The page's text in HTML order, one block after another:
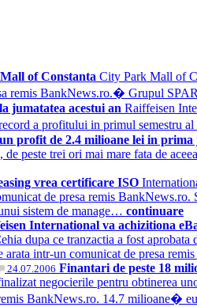
of Constanta City Park Mall of
remis BankNews.ro.� Grupul
jumatatea acestui an Raiffeisen
a profitului in primul semestru
profit de 2.4 milioane lei in
peste trei ori mai mare fata de
vrea certificare ISO
de presa remis
sistem de manage… continuare
International va achizitiona
dupa ce tranzactia a fost
arata intr-un comunicat de presa
24.07.2006 Finantari de peste 18
negocierile pentru obtinerea
BankNews.ro. 14.7 milioane�